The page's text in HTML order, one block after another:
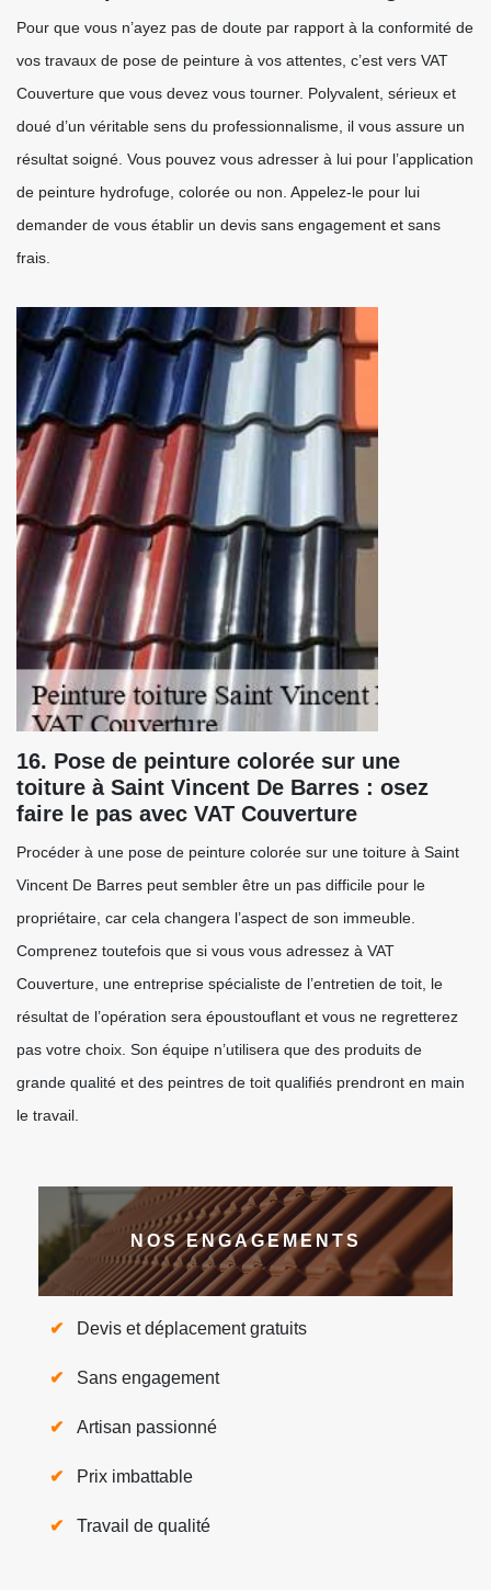
Pour que vous n’ayez pas de doute par rapport à la conformité de
vos travaux de pose de peinture à vos attentes, c’est vers VAT
Couverture que vous devez vous tourner. Polyvalent, sérieux et
doué d’un véritable sens du professionnalisme, il vous assure un
résultat soigné. Vous pouvez vous adresser à lui pour l’application
de peinture hydrofuge, colorée ou non. Appelez-le pour lui
demander de vous établir un devis sans engagement et sans
frais.
16. Pose de peinture colorée sur une
toiture à Saint Vincent De Barres : osez
faire le pas avec VAT Couverture
Procéder à une pose de peinture colorée sur une toiture à Saint
Vincent De Barres peut sembler être un pas difficile pour le
propriétaire, car cela changera l’aspect de son immeuble.
Comprenez toutefois que si vous vous adressez à VAT
Couverture, une entreprise spécialiste de l’entretien de toit, le
résultat de l’opération sera époustouflant et vous ne regretterez
pas votre choix. Son équipe n’utilisera que des produits de
grande qualité et des peintres de toit qualifiés prendront en main
le travail.
NOS ENGAGEMENTS
Devis et déplacement gratuits
Sans engagement
Artisan passionné
Prix imbattable
Travail de qualité